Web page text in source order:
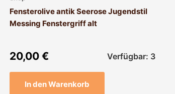
Fensterolive antik Seerose Jugendstil
Messing Fenstergriff alt
20,00 € Verfügbar: 3
In den Warenkorb